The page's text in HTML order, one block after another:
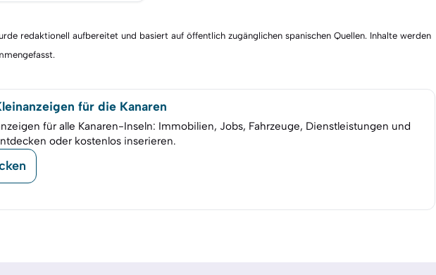
redaktionell aufbereitet und basiert auf öffentlich zugänglichen spanischen Quellen. Inhalte werden
für die Kanaren
für alle Kanaren-Inseln: Immobilien, Jobs, Fahrzeuge, Dienstleistungen und
oder kostenlos inserieren.